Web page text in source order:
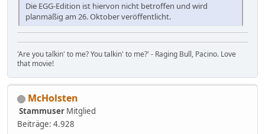
Die EGG-Edition ist hiervon nicht betroffen und wird
planmäßig am 26. Oktober veröffentlicht.
'Are you talkin' to me? You talkin' to me?' - Raging Bull, Pacino. Love
that movie!
McHolsten
Stammuser Mitglied
Beiträge: 4.928